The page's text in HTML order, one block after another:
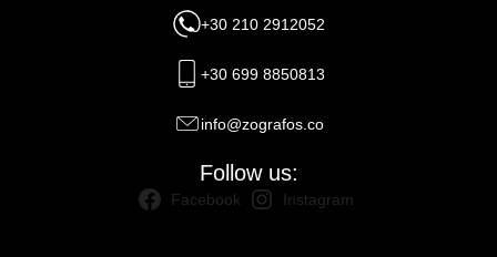
+30 210 2912052
+30 699 8850813
info@zografos.co
Follow us:
Facebook Instagram